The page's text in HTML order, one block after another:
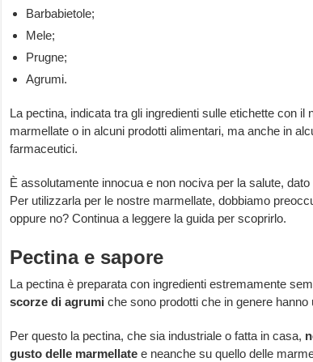
Barbabietole;
Mele;
Prugne;
Agrumi.
La pectina, indicata tra gli ingredienti sulle etichette con il
marmellate o in alcuni prodotti alimentari, ma anche in
farmaceutici.
È assolutamente innocua e non nociva per la salute,
Per utilizzarla per le nostre marmellate, dobbiamo
oppure no? Continua a leggere la guida per scoprirlo.
Pectina e sapore
La pectina è preparata con ingredienti estremamente
scorze di agrumi che sono prodotti che in genere
Per questo la pectina, che sia industriale o fatta in casa,
gusto delle marmellatee neanche su quello delle